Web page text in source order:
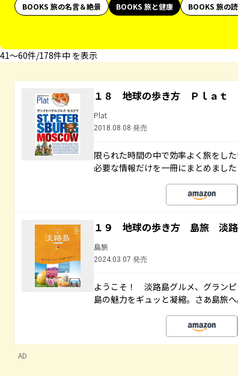
BOOKS 旅の名言＆絶景
BOOKS 旅と健康 BOOKS 旅の
41〜60件/178件中 を表示
１８ 地球の歩き方 Ｐｌａｔ
Plat
2018.08.08 発売
限られた時間の中で効率よく旅をし
必要な情報だけを一冊にまとめました
１９ 地球の歩き方 島旅 淡路
島旅
2024.03.07 発売
ようこそ！ 淡路島グルメ、グラン
島の魅力をギュッと凝縮。さあ島旅へ
AD